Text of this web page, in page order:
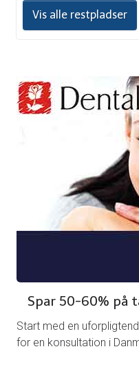
Vis alle restpladser
Spar 50-60% på
Start med en
for en konsultation i